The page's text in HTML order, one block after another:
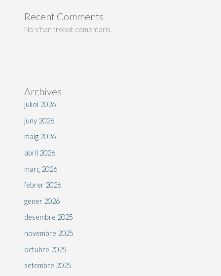
Recent Comments
No s'han trobat comentaris.
Archives
juliol 2026
juny 2026
maig 2026
abril 2026
març 2026
febrer 2026
gener 2026
desembre 2025
novembre 2025
octubre 2025
setembre 2025